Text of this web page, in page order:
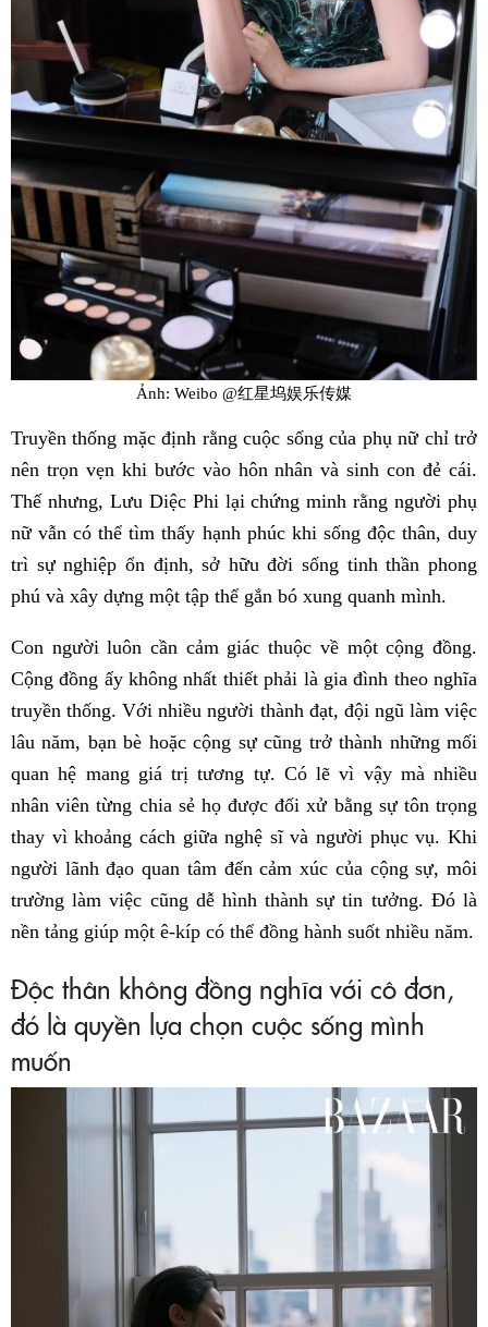
Ảnh: Weibo @红星坞娱乐传媒
Truyền thống mặc định rằng cuộc sống của phụ nữ chỉ trở
nên trọn vẹn khi bước vào hôn nhân và sinh con đẻ cái.
Thế nhưng, Lưu Diệc Phi lại chứng minh rằng người phụ
nữ vẫn có thể tìm thấy hạnh phúc khi sống độc thân, duy
trì sự nghiệp ổn định, sở hữu đời sống tinh thần phong
phú và xây dựng một tập thể gắn bó xung quanh mình.
Con người luôn cần cảm giác thuộc về một cộng đồng.
Cộng đồng ấy không nhất thiết phải là gia đình theo nghĩa
truyền thống. Với nhiều người thành đạt, đội ngũ làm việc
lâu năm, bạn bè hoặc cộng sự cũng trở thành những mối
quan hệ mang giá trị tương tự. Có lẽ vì vậy mà nhiều
nhân viên từng chia sẻ họ được đối xử bằng sự tôn trọng
thay vì khoảng cách giữa nghệ sĩ và người phục vụ. Khi
người lãnh đạo quan tâm đến cảm xúc của cộng sự, môi
trường làm việc cũng dễ hình thành sự tin tưởng. Đó là
nền tảng giúp một ê-kíp có thể đồng hành suốt nhiều năm.
Độc thân không đồng nghĩa với cô đơn,
đó là quyền lựa chọn cuộc sống mình
muốn